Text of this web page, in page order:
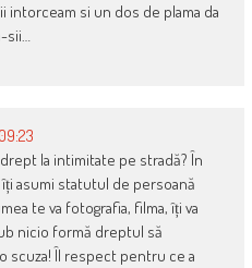
intorceam si un dos de plama da
sii…
la intimitate pe stradă? În
asumi statutul de persoană
te va fotografia, filma, îți va
nicio formă dreptul să
scuza! Îl respect pentru ce a